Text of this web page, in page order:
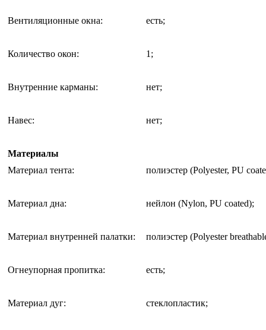
Вентиляционные окна: есть;
Количество окон: 1;
Внутренние карманы: нет;
Навес: нет;
Материалы
Материал тента: полиэстер (Polyester, PU
Материал дна: нейлон (Nylon, PU coated);
Материал внутренней палатки: полиэстер (Polyester
Огнеупорная пропитка: есть;
Материал дуг: стеклопластик;